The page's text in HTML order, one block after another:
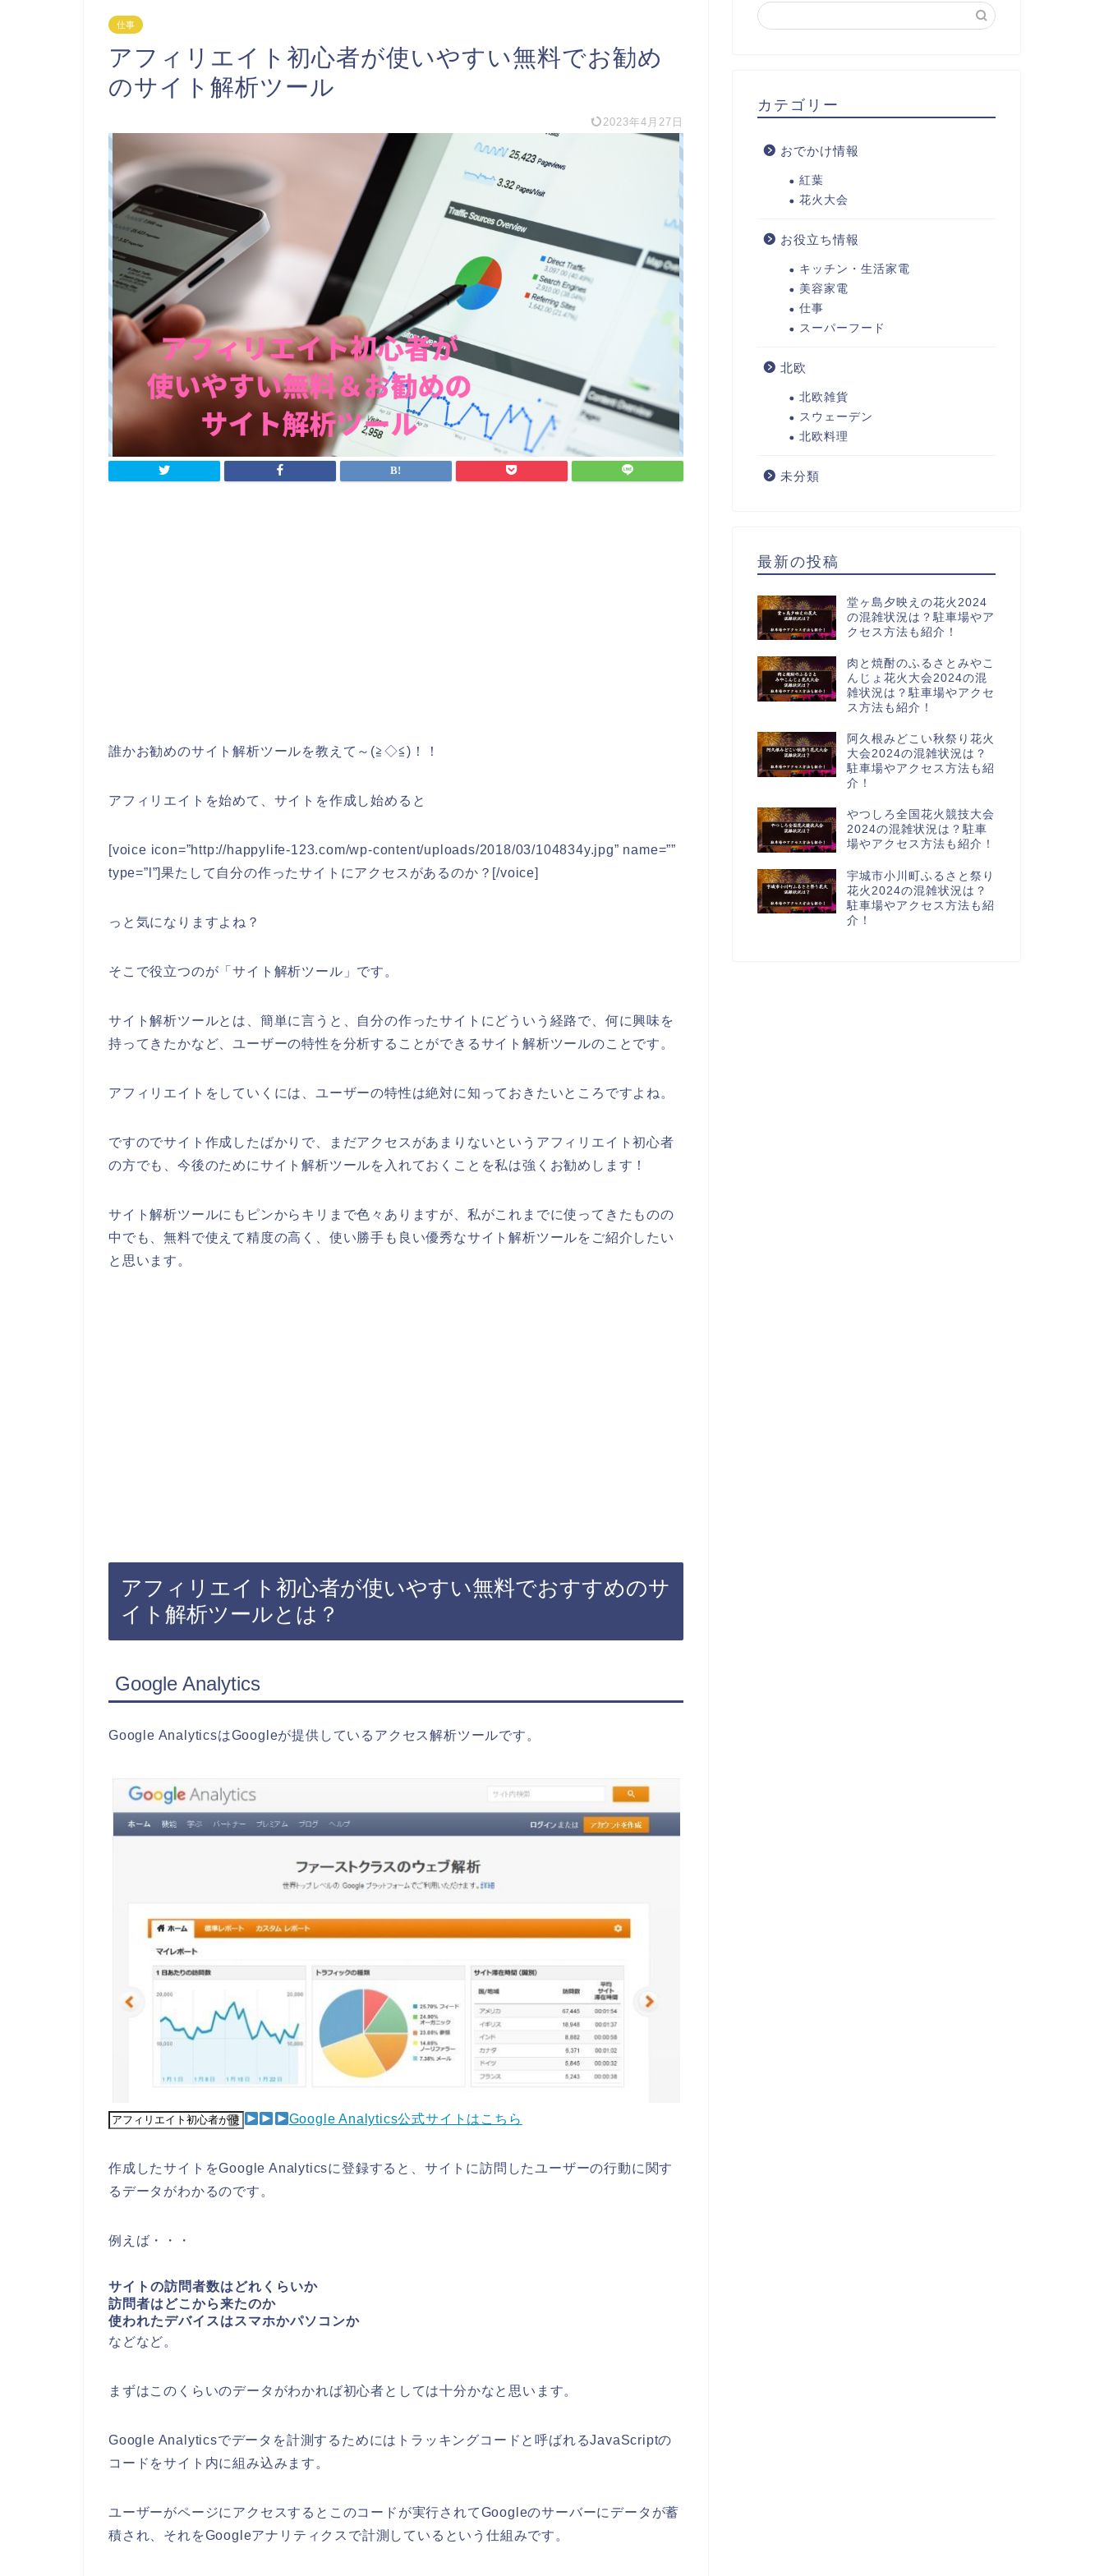
仕事
アフィリエイト初心者が使いやすい無料でお勧め
のサイト解析ツール
2023年4月27日
誰かお勧めのサイト解析ツールを教えて～(≧◇≦)！！
アフィリエイトを始めて、サイトを作成し始めると
[voice icon=”http://happylife-123.com/wp-content/uploads/2018/03/104834y.jpg” name=””
type=”l”]果たして自分の作ったサイトにアクセスがあるのか？[/voice]
っと気になりますよね？
そこで役立つのが「サイト解析ツール」です。
サイト解析ツールとは、簡単に言うと、自分の作ったサイトにどういう経路で、何に興味を
持ってきたかなど、ユーザーの特性を分析することができるサイト解析ツールのことです。
アフィリエイトをしていくには、ユーザーの特性は絶対に知っておきたいところですよね。
ですのでサイト作成したばかりで、まだアクセスがあまりないというアフィリエイト初心者
の方でも、今後のためにサイト解析ツールを入れておくことを私は強くお勧めします！
サイト解析ツールにもピンからキリまで色々ありますが、私がこれまでに使ってきたものの
中でも、無料で使えて精度の高く、使い勝手も良い優秀なサイト解析ツールをご紹介したい
と思います。
アフィリエイト初心者が使いやすい無料でおすすめのサ
イト解析ツールとは？
Google Analytics
Google AnalyticsはGoogleが提供しているアクセス解析ツールです。
Google Analytics公式サイトはこちら
作成したサイトをGoogle Analyticsに登録すると、サイトに訪問したユーザーの行動に関す
るデータがわかるのです。
例えば・・・
サイトの訪問者数はどれくらいか
訪問者はどこから来たのか
使われたデバイスはスマホかパソコンか
などなど。
まずはこのくらいのデータがわかれば初心者としては十分かなと思います。
Google Analyticsでデータを計測するためにはトラッキングコードと呼ばれるJavaScriptの
コードをサイト内に組み込みます。
ユーザーがページにアクセスするとこのコードが実行されてGoogleのサーバーにデータが蓄
積され、それをGoogleアナリティクスで計測しているという仕組みです。
カテゴリー
おでかけ情報
紅葉
花火大会
お役立ち情報
キッチン・生活家電
美容家電
仕事
スーパーフード
北欧
北欧雑貨
スウェーデン
北欧料理
未分類
最新の投稿
堂ヶ島夕映えの花火2024
の混雑状況は？駐車場やア
クセス方法も紹介！
肉と焼酎のふるさとみやこ
んじょ花火大会2024の混
雑状況は？駐車場やアクセ
ス方法も紹介！
阿久根みどこい秋祭り花火
大会2024の混雑状況は？
駐車場やアクセス方法も紹
介！
やつしろ全国花火競技大会
2024の混雑状況は？駐車
場やアクセス方法も紹介！
宇城市小川町ふるさと祭り
花火2024の混雑状況は？
駐車場やアクセス方法も紹
介！